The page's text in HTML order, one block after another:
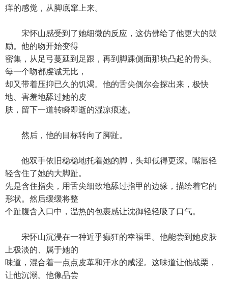
痒的感觉，从脚底窜上来。
宋怀山感受到了她细微的反应，这仿佛给了他更大的鼓
励。他的吻开始变得
密集，从足弓蔓延到足跟，再到脚踝侧面那块凸起的骨头。
每一个吻都虔诚无比，
却又带着压抑已久的饥渴。他的舌尖偶尔会探出来，极快
地、害羞地舔过她的皮
肤，留下一道转瞬即逝的湿凉痕迹。
然后，他的目标转向了脚趾。
他双手依旧稳稳地托着她的脚，头却低得更深。嘴唇轻
轻含住了她的大脚趾。
先是含住指尖，用舌尖细致地舔过指甲的边缘，描绘着它的
形状。然后缓缓将整
个趾腹含入口中，温热的包裹感让沈御轻轻吸了口气。
宋怀山沉浸在一种近乎癫狂的幸福里。他能尝到她皮肤
上极淡的、属于她的
味道，混合着一点点皮革和汗水的咸涩。这味道让他战栗，
让他沉溺。他像品尝